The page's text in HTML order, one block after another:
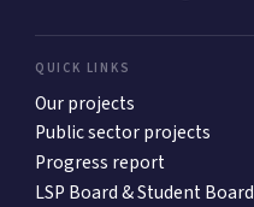
QUICK LINKS
Our projects
Public sector projects
Progress report
LSP Board & Student Board